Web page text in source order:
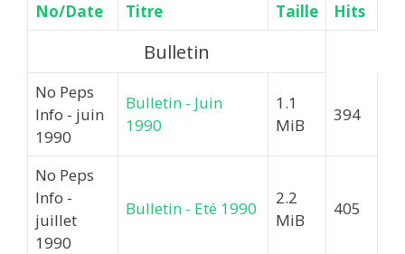
No/Date Titre Taille Hits
Bulletin
No Peps
Info - juin
1990
Bulletin - Juin
1990
1.1
MiB
394
No Peps
Info -
juillet
1990
Bulletin - Eté 1990
2.2
MiB
405